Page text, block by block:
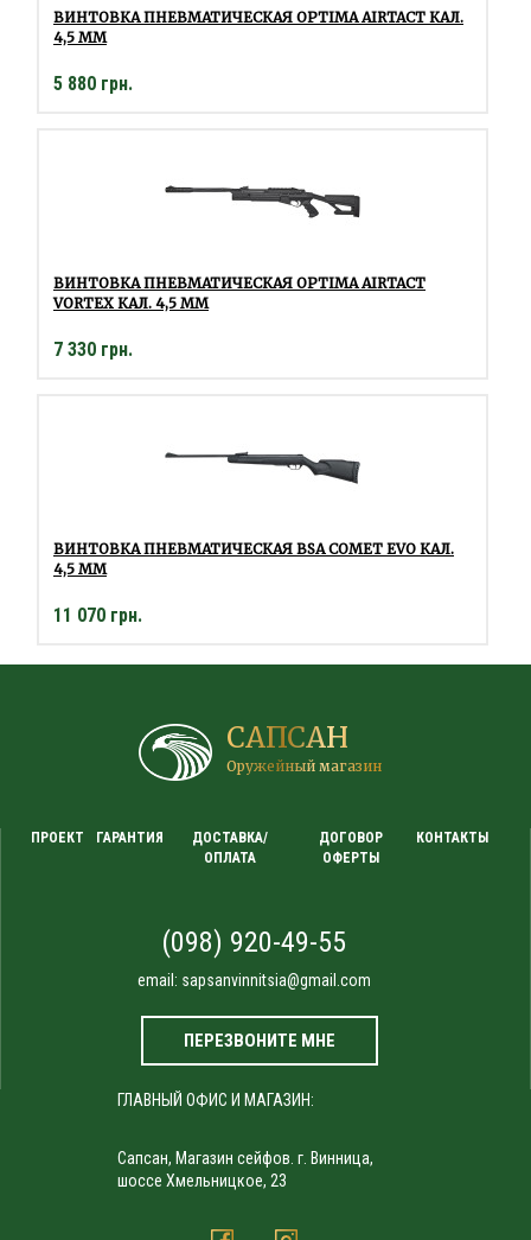
ВИНТОВКА ПНЕВМАТИЧЕСКАЯ OPTIMA AIRTACT КАЛ.
4,5 ММ
5 880 грн.
ВИНТОВКА ПНЕВМАТИЧЕСКАЯ OPTIMA AIRTACT
VORTEX КАЛ. 4,5 ММ
7 330 грн.
ВИНТОВКА ПНЕВМАТИЧЕСКАЯ BSA COMET EVO КАЛ.
4,5 ММ
11 070 грн.
САПСАН
Оружейный магазин
ПРОЕКТ ГАРАНТИЯ
ДОСТАВКА/
ОПЛАТА
ДОГОВОР
ОФЕРТЫ
КОНТАКТЫ
(098) 920-49-55
email: sapsanvinnitsia@gmail.com
ПЕРЕЗВОНИТЕ МНЕ
ГЛАВНЫЙ ОФИС И МАГАЗИН:
Сапсан, Магазин сейфов. г. Винница,
шоссе Хмельницкое, 23